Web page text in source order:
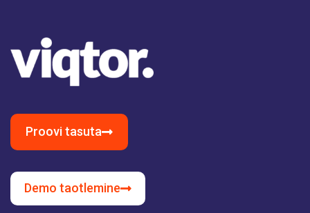
Proovi tasuta
Demo taotlemine